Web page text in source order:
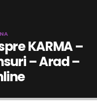
KARMA –
– Arad –